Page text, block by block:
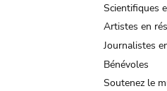
Scientifiques
Artistes en
Journalistes
Bénévoles
Soutenez le